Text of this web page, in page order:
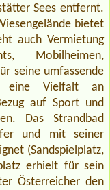
Sees entfernt.
bietet
auch Vermietung
Mobilheimen,
seine umfassende
eine Vielfalt an
auf Sport und
Das Strandbad
und mit seiner
(Sandspielplatz,
erhielt für sein
Österreicher den